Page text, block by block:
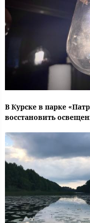
В Курске в парке
восстановить